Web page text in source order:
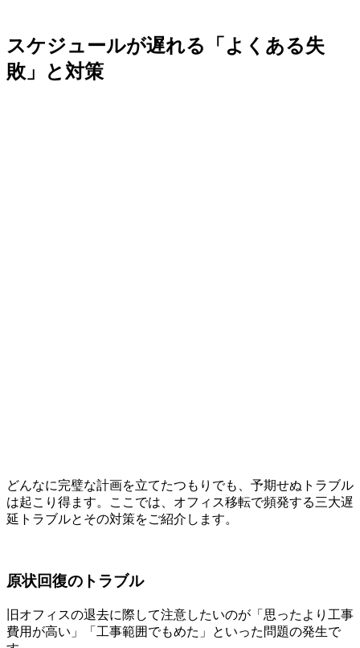
スケジュールが遅れる「よくある失
敗」と対策
どんなに完璧な計画を立てたつもりでも、予期せぬトラブル
は起こり得ます。ここでは、オフィス移転で頻発する三大遅
延トラブルとその対策をご紹介します。
原状回復のトラブル
旧オフィスの退去に際して注意したいのが「思ったより工事
費用が高い」「工事範囲でもめた」といった問題の発生で